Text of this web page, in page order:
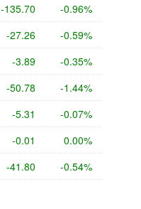
-135.70 -0.96%
-27.26 -0.59%
-3.89 -0.35%
-50.78 -1.44%
-5.31 -0.07%
-0.01 0.00%
-41.80 -0.54%